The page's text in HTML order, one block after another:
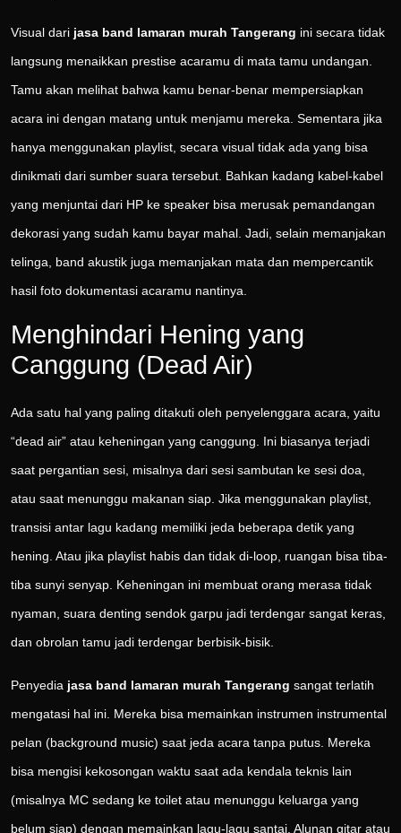
Visual dari jasa band lamaran murah Tangerang ini secara tidak
langsung menaikkan prestise acaramu di mata tamu undangan.
Tamu akan melihat bahwa kamu benar-benar mempersiapkan
acara ini dengan matang untuk menjamu mereka. Sementara jika
hanya menggunakan playlist, secara visual tidak ada yang bisa
dinikmati dari sumber suara tersebut. Bahkan kadang kabel-kabel
yang menjuntai dari HP ke speaker bisa merusak pemandangan
dekorasi yang sudah kamu bayar mahal. Jadi, selain memanjakan
telinga, band akustik juga memanjakan mata dan mempercantik
hasil foto dokumentasi acaramu nantinya.
Menghindari Hening yang
Canggung (Dead Air)
Ada satu hal yang paling ditakuti oleh penyelenggara acara, yaitu
“dead air” atau keheningan yang canggung. Ini biasanya terjadi
saat pergantian sesi, misalnya dari sesi sambutan ke sesi doa,
atau saat menunggu makanan siap. Jika menggunakan playlist,
transisi antar lagu kadang memiliki jeda beberapa detik yang
hening. Atau jika playlist habis dan tidak di-loop, ruangan bisa tiba-
tiba sunyi senyap. Keheningan ini membuat orang merasa tidak
nyaman, suara denting sendok garpu jadi terdengar sangat keras,
dan obrolan tamu jadi terdengar berbisik-bisik.
Penyedia jasa band lamaran murah Tangerang sangat terlatih
mengatasi hal ini. Mereka bisa memainkan instrumen instrumental
pelan (background music) saat jeda acara tanpa putus. Mereka
bisa mengisi kekosongan waktu saat ada kendala teknis lain
(misalnya MC sedang ke toilet atau menunggu keluarga yang
belum siap) dengan memainkan lagu-lagu santai. Alunan gitar atau